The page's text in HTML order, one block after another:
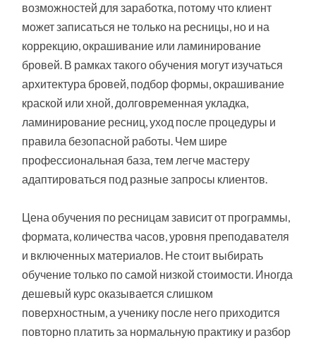
возможностей для заработка, потому что клиент
может записаться не только на ресницы, но и на
коррекцию, окрашивание или ламинирование
бровей. В рамках такого обучения могут изучаться
архитектура бровей, подбор формы, окрашивание
краской или хной, долговременная укладка,
ламинирование ресниц, уход после процедуры и
правила безопасной работы. Чем шире
профессиональная база, тем легче мастеру
адаптироваться под разные запросы клиентов.
Цена обучения по ресницам зависит от программы,
формата, количества часов, уровня преподавателя
и включенных материалов. Не стоит выбирать
обучение только по самой низкой стоимости. Иногда
дешевый курс оказывается слишком
поверхностным, а ученику после него приходится
повторно платить за нормальную практику и разбор